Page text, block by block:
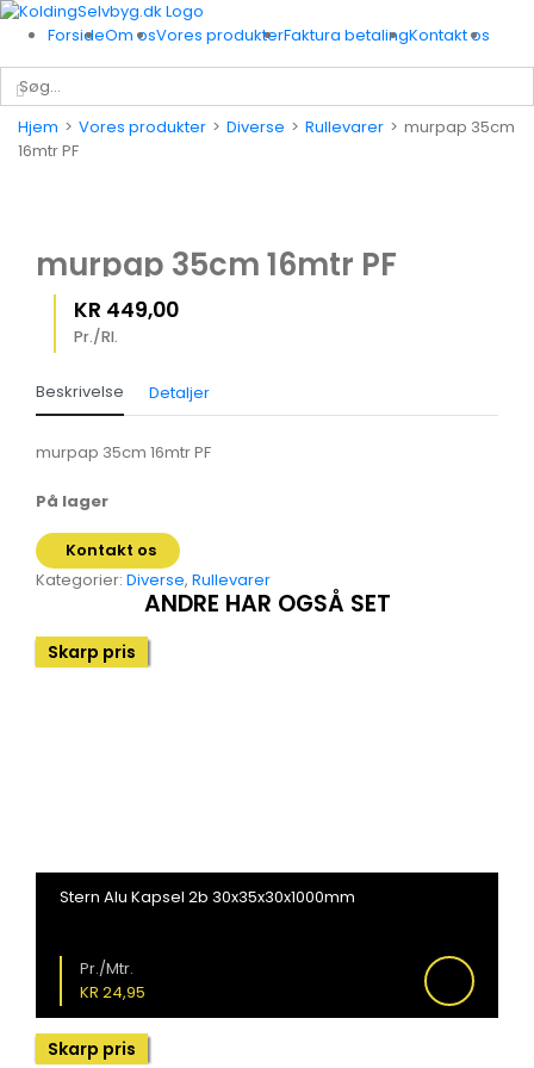
Skip
ForsideOm osVores produkterFaktura betalingKontakt os
Søg
efter:
Hjem > Vores produkter > Diverse > Rullevarer > murpap 35cm
16mtr PF
murpap 35cm 16mtr PF
KR 449,00
Pr./Rl.
Beskrivelse Detaljer
murpap 35cm 16mtr PF
På lager
Kontakt os
Kategorier: Diverse, Rullevarer
ANDRE HAR OGSÅ SET
Skarp pris
Stern Alu Kapsel 2b 30x35x30x1000mm
Pr./Mtr.
KR 24,95
Skarp pris